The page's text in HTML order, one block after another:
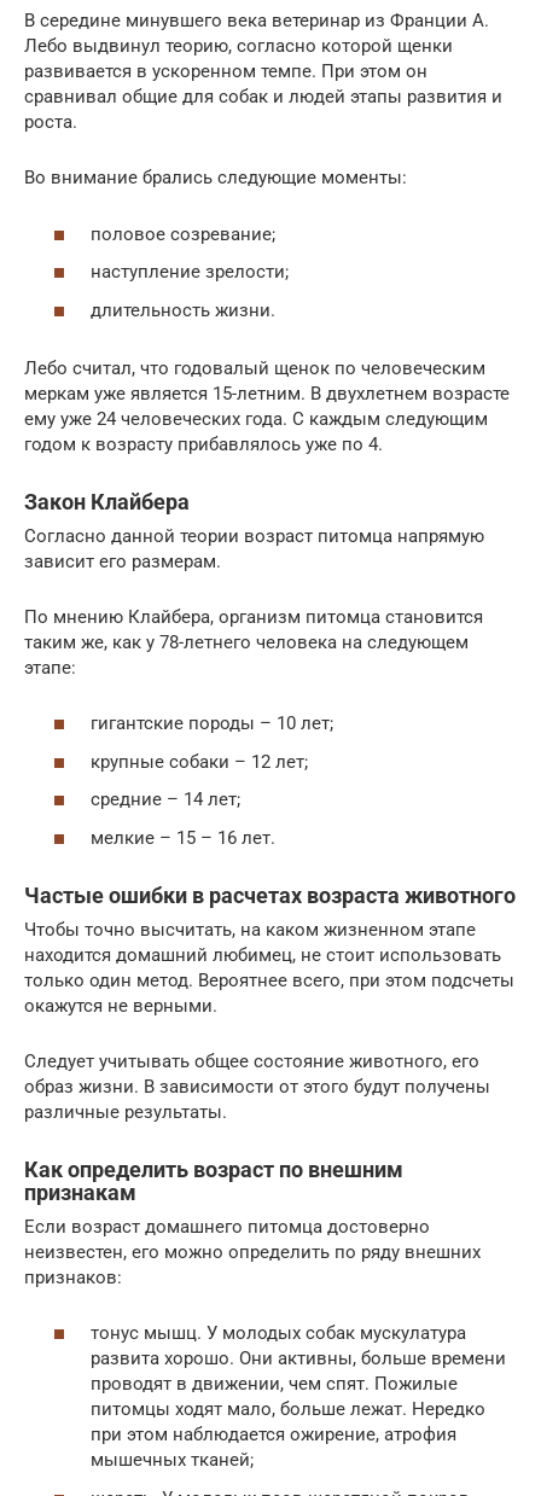
В середине минувшего века ветеринар из Франции А.
Лебо выдвинул теорию, согласно которой щенки
развивается в ускоренном темпе. При этом он
сравнивал общие для собак и людей этапы развития и
роста.
Во внимание брались следующие моменты:
половое созревание;
наступление зрелости;
длительность жизни.
Лебо считал, что годовалый щенок по человеческим
меркам уже является 15-летним. В двухлетнем возрасте
ему уже 24 человеческих года. С каждым следующим
годом к возрасту прибавлялось уже по 4.
Закон Клайбера
Согласно данной теории возраст питомца напрямую
зависит его размерам.
По мнению Клайбера, организм питомца становится
таким же, как у 78-летнего человека на следующем
этапе:
гигантские породы – 10 лет;
крупные собаки – 12 лет;
средние – 14 лет;
мелкие – 15 – 16 лет.
Частые ошибки в расчетах возраста животного
Чтобы точно высчитать, на каком жизненном этапе
находится домашний любимец, не стоит использовать
только один метод. Вероятнее всего, при этом подсчеты
окажутся не верными.
Следует учитывать общее состояние животного, его
образ жизни. В зависимости от этого будут получены
различные результаты.
Как определить возраст по внешним
признакам
Если возраст домашнего питомца достоверно
неизвестен, его можно определить по ряду внешних
признаков:
тонус мышц. У молодых собак мускулатура
развита хорошо. Они активны, больше времени
проводят в движении, чем спят. Пожилые
питомцы ходят мало, больше лежат. Нередко
при этом наблюдается ожирение, атрофия
мышечных тканей;